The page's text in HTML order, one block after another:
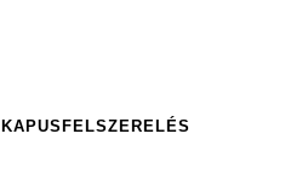
KAPUSFELSZERELÉS